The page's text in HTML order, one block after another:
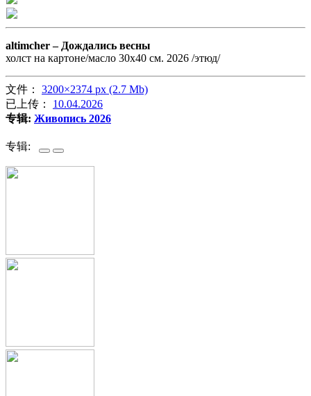
altimcher – Дождались весны
холст на картоне/масло 30х40 см. 2026 /этюд/
文件： 3200×2374 px (2.7 Mb)
已上传： 10.04.2026
专辑: Живопись 2026
专辑: